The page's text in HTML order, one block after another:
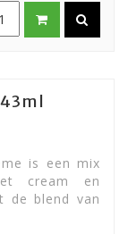
is een mix
cream en
de blend van